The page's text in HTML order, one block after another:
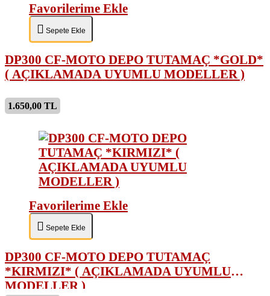
Favorilerime Ekle
Sepete Ekle
DP300 CF-MOTO DEPO TUTAMAÇ *GOLD*
( AÇIKLAMADA UYUMLU MODELLER )
1.650,00 TL
Favorilerime Ekle
Sepete Ekle
DP300 CF-MOTO DEPO TUTAMAÇ
*KIRMIZI* ( AÇIKLAMADA UYUMLU
MODELLER )